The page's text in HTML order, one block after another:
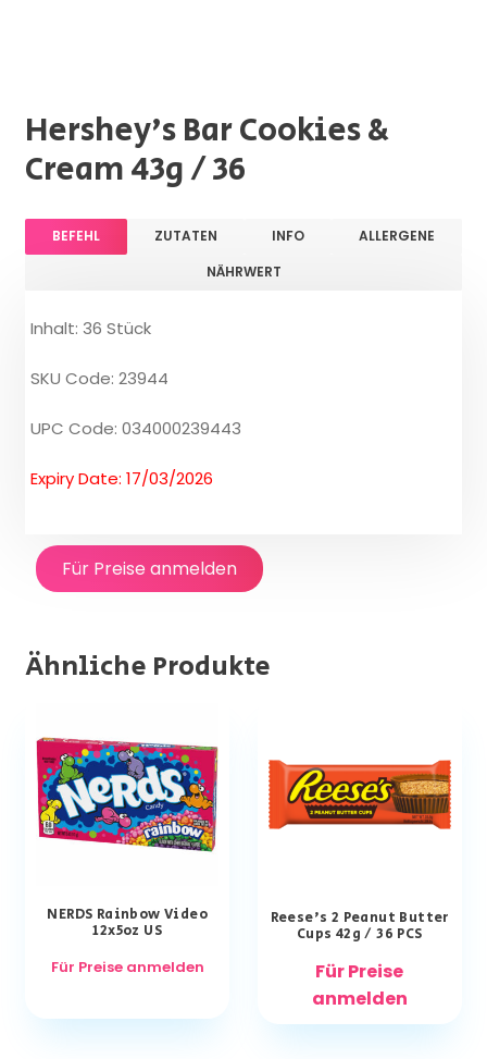
Hershey's Bar Cookies &
Cream 43g / 36
BEFEHL ZUTATEN INFO
ALLERGENE
NÄHRWERT
Inhalt: 36 Stück
SKU Code: 23944
UPC Code: 034000239443
Expiry Date: 17/03/2026
Für Preise anmelden
Ähnliche Produkte
NERDS Rainbow Video
12x5oz US
Für Preise anmelden
Reese’s 2 Peanut Butter
Cups 42g / 36 PCS
Für Preise
anmelden